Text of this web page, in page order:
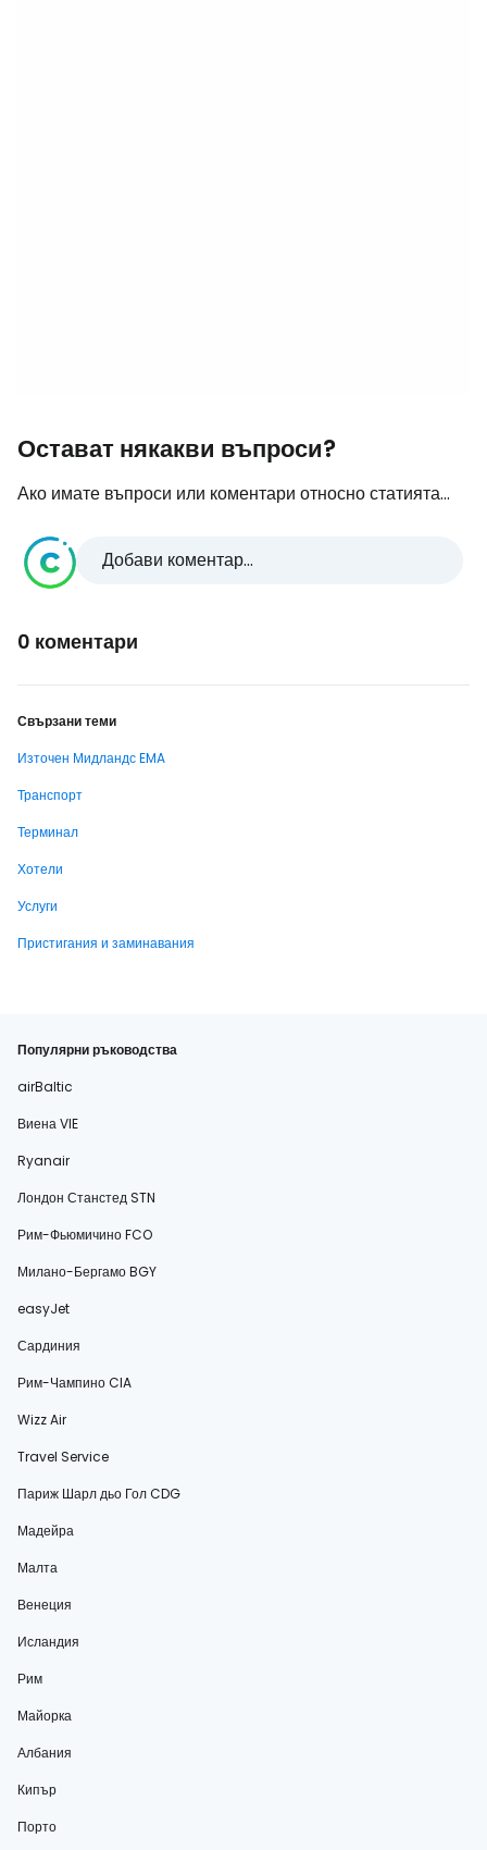
Остават някакви въпроси?
Ако имате въпроси или коментари относно статията...
Добави коментар...
0 коментари
Свързани теми
Източен Мидландс EMA
Транспорт
Терминал
Хотели
Услуги
Пристигания и заминавания
Популярни ръководства
airBaltic
Виена VIE
Ryanair
Лондон Станстед STN
Рим-Фьюмичино FCO
Милано-Бергамо BGY
easyJet
Сардиния
Рим-Чампино CIA
Wizz Air
Travel Service
Париж Шарл дьо Гол CDG
Мадейра
Малта
Венеция
Исландия
Рим
Майорка
Албания
Кипър
Порто